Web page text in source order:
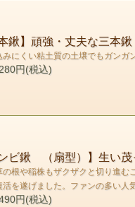
本鍬】頑強・丈夫な三本
みにくい粘土質の土壌でもガンガ
円(税込)
ンビ鍬 （扇型）】生い
の根や稲株もザクザクと切り進
を遂げました。ファンの多い人
円(税込)